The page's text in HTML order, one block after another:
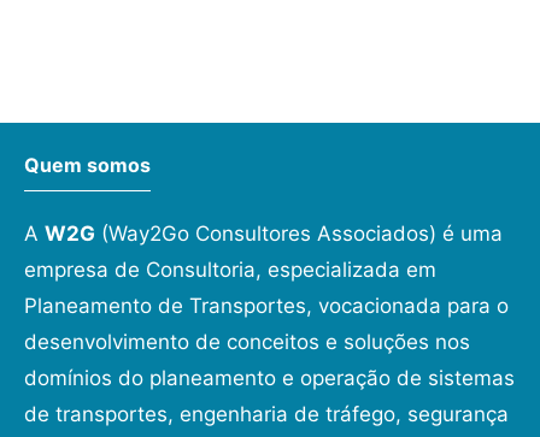
Quem somos
A W2G (Way2Go Consultores Associados) é uma
empresa de Consultoria, especializada em
Planeamento de Transportes, vocacionada para o
desenvolvimento de conceitos e soluções nos
domínios do planeamento e operação de sistemas
de transportes, engenharia de tráfego, segurança